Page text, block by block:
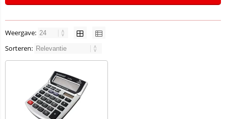
Weergave:
Sorteren: